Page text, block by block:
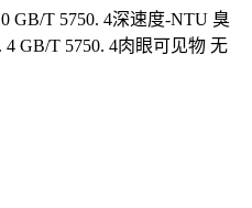
GB/T 5750. 4深速度-NTU 臭
GB/T 5750. 4肉眼可见物 无